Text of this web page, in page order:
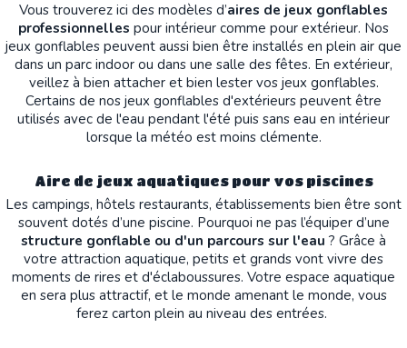
Vous trouverez ici des modèles d’aires de jeux gonflables
professionnelles pour intérieur comme pour extérieur. Nos
jeux gonflables peuvent aussi bien être installés en plein air que
dans un parc indoor ou dans une salle des fêtes. En extérieur,
veillez à bien attacher et bien lester vos jeux gonflables.
Certains de nos jeux gonflables d'extérieurs peuvent être
utilisés avec de l'eau pendant l'été puis sans eau en intérieur
lorsque la météo est moins clémente.
Aire de jeux aquatiques pour vos piscines
Les campings, hôtels restaurants, établissements bien être sont
souvent dotés d’une piscine. Pourquoi ne pas l’équiper d’une
structure gonflable ou d'un parcours sur l'eau ? Grâce à
votre attraction aquatique, petits et grands vont vivre des
moments de rires et d'éclaboussures. Votre espace aquatique
en sera plus attractif, et le monde amenant le monde, vous
ferez carton plein au niveau des entrées.